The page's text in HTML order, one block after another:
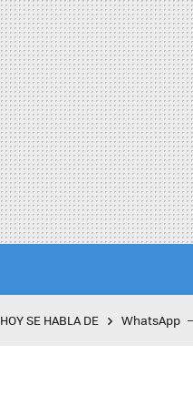
HOY SE HABLA DE WhatsApp